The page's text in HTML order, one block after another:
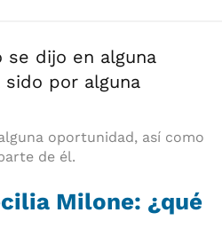
oportunidad, así como
de él.
Milone: ¿qué